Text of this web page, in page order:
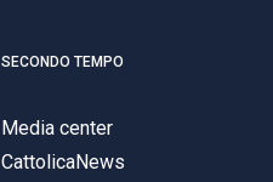
SECONDO TEMPO
Media center
CattolicaNews